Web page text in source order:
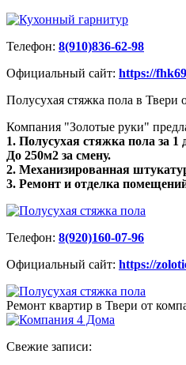
Телефон: 8(910)836-62-98
Официальный сайт: https://
Полусухая стяжка пола в Твери
Компания "Золотые руки"
1. Полусухая стяжка пола за 1
До 250м2 за смену.
2. Механизированная
3. Ремонт и отделка
Телефон: 8(920)160-07-96
Официальный сайт: https://
Ремонт квартир в Твери от
Свежие записи: